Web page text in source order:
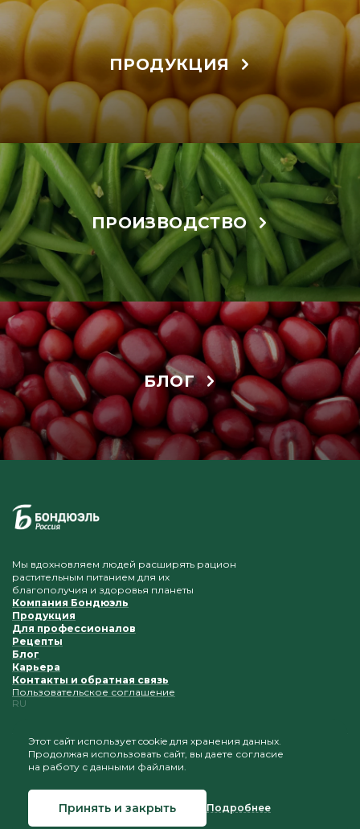
ПРОДУКЦИЯ
ПРОИЗВОДСТВО
БЛОГ
Мы вдохновляем людей расширять рацион
растительным питанием для их
благополучия и здоровья планеты
Компания Бондюэль
Продукция
Для профессионалов
Рецепты
Блог
Карьера
Контакты и обратная связь
Пользовательское соглашение
RU
Приветствуется копирование и размещение
материалов при условии сохранения ссылки на наш
© 2026 Бондюэль Россия
Создание сайта
Этот сайт использует cookie для хранения данных.
Продолжая использовать сайт, вы даете согласие
на работу с данными файлами.
Принять и закрыть Подробнее